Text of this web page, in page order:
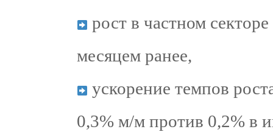
рост в частном
месяцем ранее,
ускорение темпов
0,3% м/м против 0,2% в